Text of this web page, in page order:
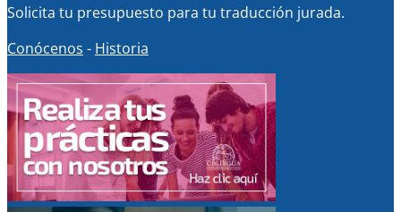
Solicita tu presupuesto para tu traducción jurada.
Conócenos - Historia